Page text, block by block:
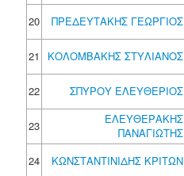
20
ΠΡΕΔΕΥΤΑΚΗΣ ΓΕΩΡΓΙΟΣ
21
ΚΟΛΟΜΒΑΚΗΣ ΣΤΥΛΙΑΝΟΣ
22
ΣΠΥΡΟΥ ΕΛΕΥΘΕΡΙΟΣ
23
ΕΛΕΥΘΕΡΑΚΗΣ
ΠΑΝΑΓΙΩΤΗΣ
24
ΚΩΝΣΤΑΝΤΙΝΙΔΗΣ ΚΡΙΤΩΝ